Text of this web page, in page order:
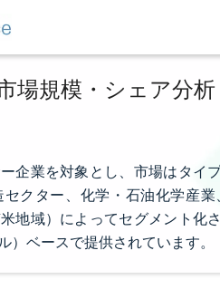
場規模・シェア分
企業を対象とし、市場はタイ
クター、化学・石油化学産
地域）によってセグメント化
）ベースで提供されています。